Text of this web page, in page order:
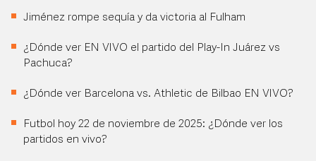
Jiménez rompe sequía y da victoria al Fulham
¿Dónde ver EN VIVO el partido del Play-In Juárez vs
Pachuca?
¿Dónde ver Barcelona vs. Athletic de Bilbao EN VIVO?
Futbol hoy 22 de noviembre de 2025: ¿Dónde ver los
partidos en vivo?